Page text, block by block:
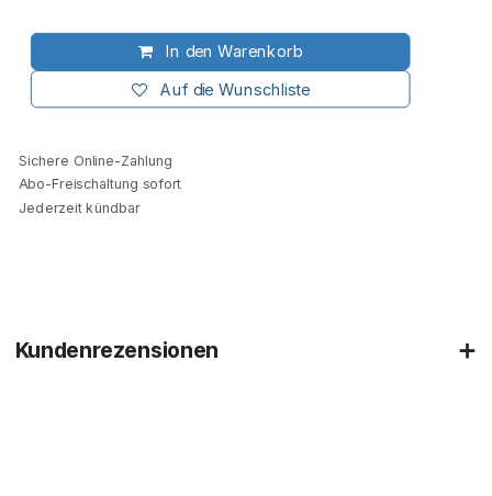
In den Warenkorb
Auf die Wunschliste
Sichere Online-Zahlung
Abo-Freischaltung sofort
Jederzeit kündbar
Kundenrezensionen